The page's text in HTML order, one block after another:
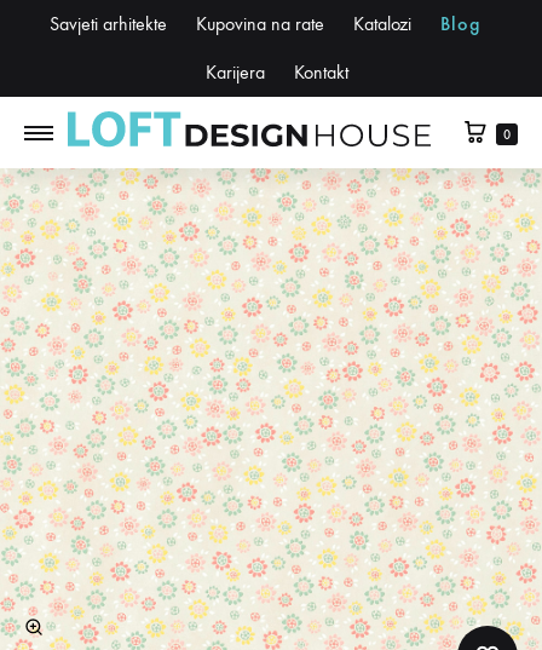
Savjeti arhitekte Kupovina na rate Katalozi Blog
Karijera Kontakt
0